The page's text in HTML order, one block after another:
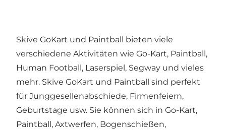
Skive GoKart und Paintball bieten viele
verschiedene Aktivitäten wie Go-Kart, Paintball,
Human Football, Laserspiel, Segway und vieles
mehr. Skive GoKart und Paintball sind perfekt
für Junggesellenabschiede, Firmenfeiern,
Geburtstage usw. Sie können sich in Go-Kart,
Paintball, Axtwerfen, Bogenschießen,